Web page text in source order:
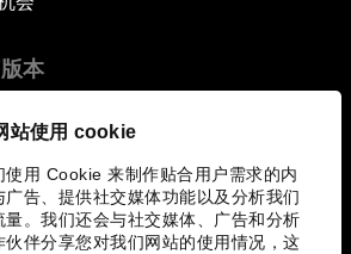
站使用 cookie
使用 Cookie 来制作贴合用户需求的内
广告、提供社交媒体功能以及分析我们
量。我们还会与社交媒体、广告和分析
伙伴分享您对我们网站的使用情况，这
本